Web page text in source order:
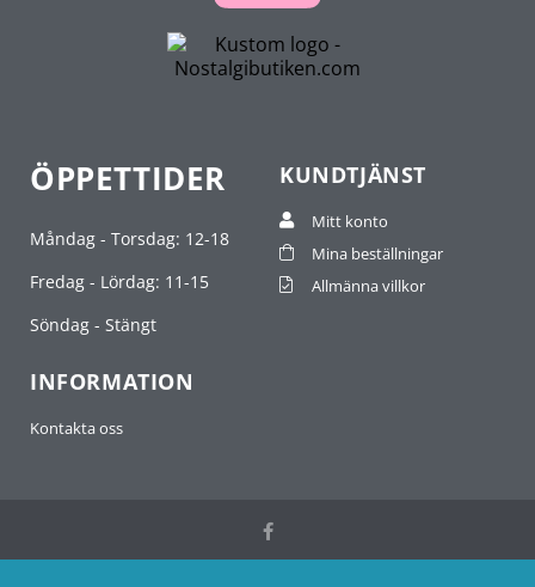
ÖPPETTIDER
Måndag - Torsdag: 12-18
Fredag - Lördag: 11-15
Söndag - Stängt
KUNDTJÄNST
Mitt konto
Mina beställningar
Allmänna villkor
INFORMATION
Kontakta oss